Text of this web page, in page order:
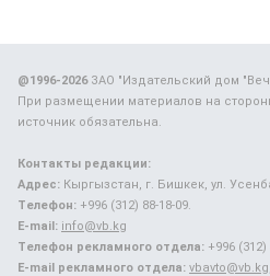
@1996-2026ЗАО "Издательский дом
При размещении материалов на
источник обязательна.
Контакты редакции:
Адрес: Кыргызстан, г. Бишкек, ул.
Телефон: +996 (312) 88-18-09.
E-mail: info@vb.kg
Телефон рекламного отдела: +996 (312)
E-mail рекламного отдела: